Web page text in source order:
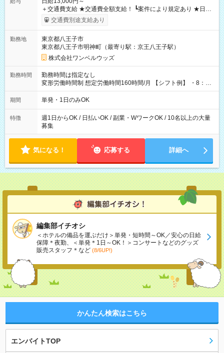
＋交通費支給 ★交通費全額支給！ ┗案件により規定あり ★日払
いOK！（規定あり） ┗働いたその日に現金GET♪ お仕事後はコ
ンビニATMから 日払い分を引き落とせます！ 【試用期間】試
交通費別途支給あり
勤務地
東京都八王子市
東京都八王子市明神町（最寄り駅：京王八王子駅）
株式会社ワンベルウッズ
勤務時間
勤務時間は指定なし
変形労働時間制 想定労働時間160時間/月 【シフト例】 ・8：00
～21：00
期間 単発・1日のみOK
特徴
週1日からOK / 日払いOK / 副業・WワークOK / 10名以上の大量
募集
気になる！ 応募する 詳細へ
編集部イチオシ
＜ホテルの備品を運ぶだけ＞単発・短時間～OK／安心の日給
保障＊夜勤、＜単発＊1日～OK！＞コンサートなどのグッズ
販売スタッフ＊など (8/6UP!)
かんたん検索はこちら
エンバイトTOP